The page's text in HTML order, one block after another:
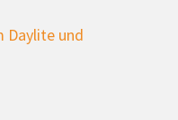
Daylite und